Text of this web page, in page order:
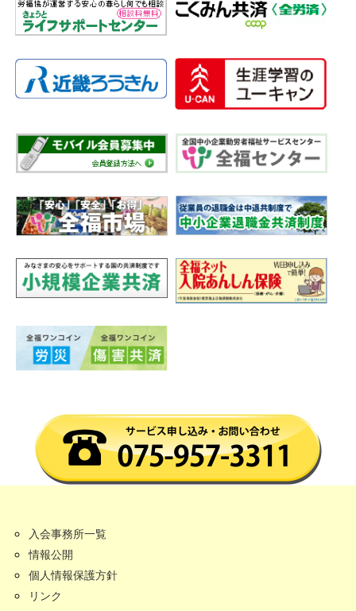
入会事務所一覧
情報公開
個人情報保護方針
リンク